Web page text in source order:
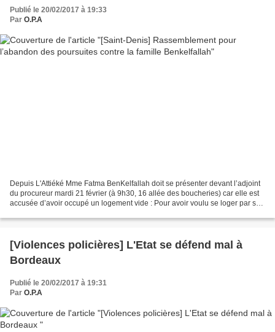
Publié le 20/02/2017 à 19:33
Par O.P.A
Depuis L'Attiéké Mme Fatma BenKelfallah doit se présenter devant l’adjoint
du procureur mardi 21 février (à 9h30, 16 allée des boucheries) car elle est
accusée d’avoir occupé un logement vide : Pour avoir voulu se loger par ses
[Violences policières] L'Etat se défend mal à
Bordeaux
Publié le 20/02/2017 à 19:31
Par O.P.A